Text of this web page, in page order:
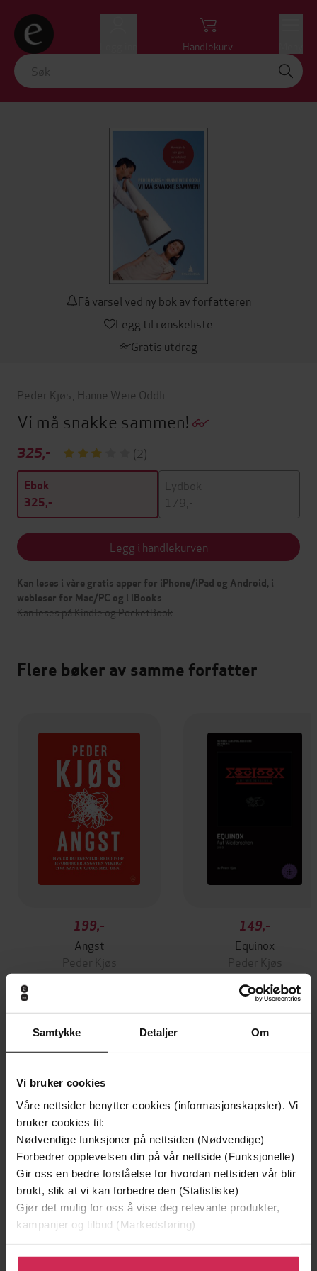
Samtykke Detaljer Om
Vi bruker cookies
Våre nettsider benytter cookies (informasjonskapsler). Vi
bruker cookies til:
Nødvendige funksjoner på nettsiden (Nødvendige)
Forbedrer opplevelsen din på vår nettside (Funksjonelle)
Gir oss en bedre forståelse for hvordan nettsiden vår blir
brukt, slik at vi kan forbedre den (Statistiske)
Gjør det mulig for oss å vise deg relevante produkter,
kampanjer og tilbud (Markedsføring)
Klikk på «Godta alle» for å gi oss ditt samtykke til å
Handlekurv
Få varsel ved ny bok av forfatteren
Legg til i ønskeliste
Gratis utdrag
Peder Kjøs Hanne Weie Oddli
Vi må snakke sammen!
325,- (2)
Ebok
325,-
Lydbok
179,-
Legg i handlekurven
Kan leses i våre gratis apper for iPhone/iPad og Android, i
webleser for Mac/PC og i iBooks
Kan leses på Kindle og PocketBook
Flere bøker av samme forfatter
199,-
Angst
Peder Kjøs
149,-
Equinox
Peder Kjøs
Andre har også kjøpt